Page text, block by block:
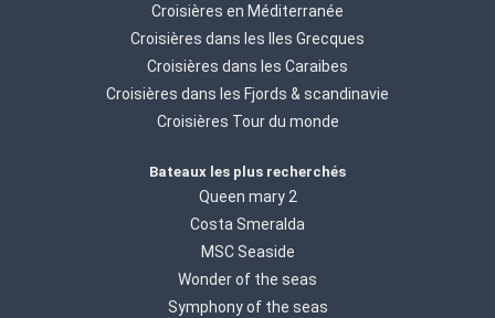
Croisières en Méditerranée
Croisières dans les Iles Grecques
Croisières dans les Caraibes
Croisières dans les Fjords & scandinavie
Croisières Tour du monde
Bateaux les plus recherchés
Queen mary 2
Costa Smeralda
MSC Seaside
Wonder of the seas
Symphony of the seas